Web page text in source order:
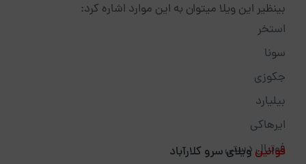
بینظیر این ویلا میتوان به این موارد اشاره کرد:
استخر
سونا
جکوزی
بیلیارد
ایرهاکی
فوتبال دستی
قوانینویلای سرو کلارآباد